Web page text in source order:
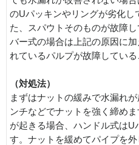
のUパッキンやリングが劣化し
た、スパウトそのものが故障
バー式の場合は上記の原因に
れているパルプが故障している
（対処法）
まずはナットの緩みで水漏れ
ンチなどでナットを強く締め
が起きる場合、ハンドル式はU
す。ナットを緩めてパイプを